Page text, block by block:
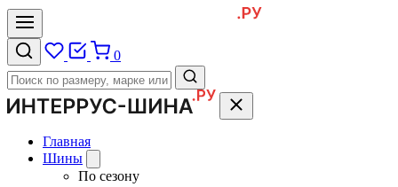
0
Главная
Шины
По сезону